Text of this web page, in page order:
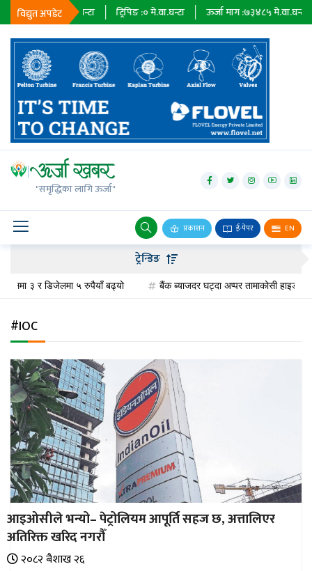
विद्युत अपडेट
मे.वा.घन्टा ट्रिपिङ : मे.वा.घन्टा ऊर्जा माग : ७३४८५मे.वा.घन्टा
"समृद्धिका लागि ऊर्जा"
प्रकाशन ई-पेपर EN
जलविद्युत्
सोलार
वायु
बायोग्यास
पेट्रोलियम
जलवायु
ऊर्जा
दक्षता
उहिलेकाे
खबर
हरित
हाइड्रोजन
इभी
सम्पादकीय
ट्रेन्डिङ
३ र डिजेलमा ५ रुपैयाँ बढ्यो बैंक ब्याजदर घट्दा अप्पर तामाकोसी हाइड्रोपावरको
#IOC
आइओसीले भन्यो– पेट्रोलियम आपूर्ति सहज छ, अत्तालिएर
अतिरिक्त खरिद नगरौँ
२०८२ ब‌ैशाख २६